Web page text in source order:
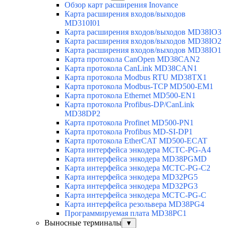
Обзор карт расширения Inovance
Карта расширения входов/выходов
MD310I01
Карта расширения входов/выходов MD38IO3
Карта расширения входов/выходов MD38IO2
Карта расширения входов/выходов MD38IO1
Карта протокола CanOpen MD38CAN2
Карта протокола CanLink MD38CAN1
Карта протокола Modbus RTU MD38TX1
Карта протокола Modbus-TCP MD500-EM1
Карта протокола Ethernet MD500-EN1
Карта протокола Profibus-DP/CanLink
MD38DP2
Карта протокола Profinet MD500-PN1
Карта протокола Profibus MD-SI-DP1
Карта протокола EtherCAT MD500-ECAT
Карта интерфейса энкодера MCTC-PG-A4
Карта интерфейса энкодера MD38PGMD
Карта интерфейса энкодера MCTC-PG-C2
Карта интерфейса энкодера MD32PG5
Карта интерфейса энкодера MD32PG3
Карта интерфейса энкодера MCTC-PG-C
Карта интерфейса резольвера MD38PG4
Программируемая плата MD38PC1
Выносные терминалы
▼